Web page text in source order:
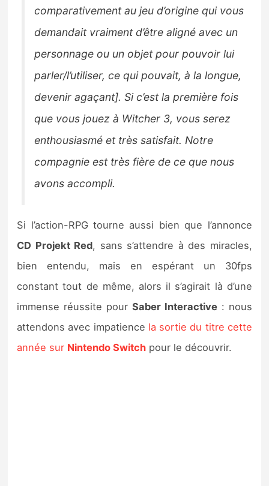
comparativement au jeu d’origine qui vous
demandait vraiment d’être aligné avec un
personnage ou un objet pour pouvoir lui
parler/l’utiliser, ce qui pouvait, à la longue,
devenir agaçant]. Si c’est la première fois
que vous jouez à Witcher 3, vous serez
enthousiasmé et très satisfait. Notre
compagnie est très fière de ce que nous
avons accompli.
Si l’action-RPG tourne aussi bien que l’annonce
CD Projekt Red, sans s’attendre à des miracles,
bien entendu, mais en espérant un 30fps
constant tout de même, alors il s’agirait là d’une
immense réussite pour Saber Interactive: nous
attendons avec impatience la sortie du titre cette
année sur Nintendo Switch pour le découvrir.